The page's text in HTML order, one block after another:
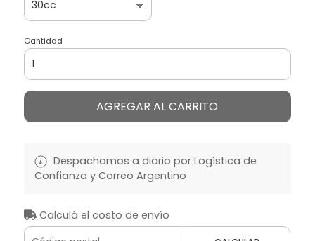
Cantidad
AGREGAR AL CARRITO
Despachamos a diario por Logística de
Confianza y Correo Argentino
Calculá el costo de envío